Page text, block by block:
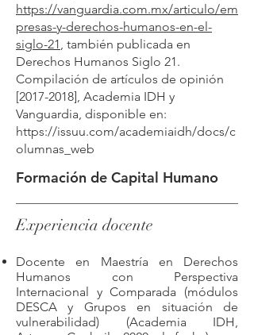
https://vanguardia.com.mx/articulo/em
presas-y-derechos-humanos-en-el-
siglo-21, también publicada en
Derechos Humanos Siglo 21.
Compilación de artículos de opinión
[2017-2018], Academia IDH y
Vanguardia, disponible en:
https://issuu.com/academiaidh/docs/c
olumnas_web
Formación de Capital Humano
Experiencia docente
Docente en Maestría en Derechos
Humanos con Perspectiva
Internacional y Comparada (módulos
DESCA y Grupos en situación de
vulnerabilidad) (Academia IDH,